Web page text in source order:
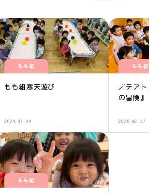
もも組
もも組寒天遊び
2024.07.04
もも組
🪄テア
の冒険』
2025.08.27
もも組